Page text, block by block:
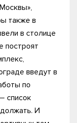
также в
в столице
построят
введут в
по
список
И